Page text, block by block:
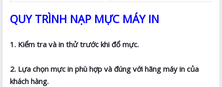
QUY TRÌNH NẠP MỰC MÁY IN
1. Kiểm tra và in thử trước khi đổ mực.
2. Lựa chọn mực in phù hợp và đúng với hãng máy in của
khách hàng.